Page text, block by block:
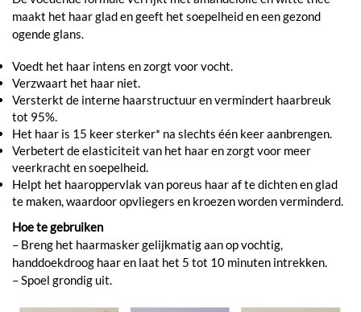
maakt het haar glad en geeft het soepelheid en een gezond
ogende glans.
Voedt het haar intens en zorgt voor vocht.
Verzwaart het haar niet.
Versterkt de interne haarstructuur en vermindert haarbreuk
tot 95%.
Het haar is 15 keer sterker* na slechts één keer aanbrengen.
Verbetert de elasticiteit van het haar en zorgt voor meer
veerkracht en soepelheid.
Helpt het haaroppervlak van poreus haar af te dichten en glad
te maken, waardoor opvliegers en kroezen worden verminderd.
Hoe te gebruiken
– Breng het haarmasker gelijkmatig aan op vochtig,
handdoekdroog haar en laat het 5 tot 10 minuten intrekken.
– Spoel grondig uit.